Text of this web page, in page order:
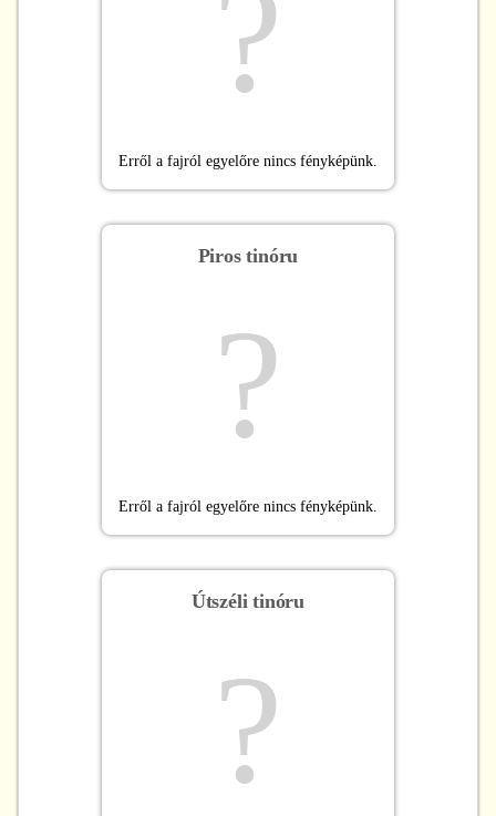
?
Erről a fajról egyelőre nincs fényképünk.
Piros tinóru
?
Erről a fajról egyelőre nincs fényképünk.
Útszéli tinóru
?